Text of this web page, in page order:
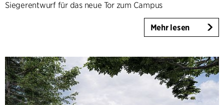
Siegerentwurf für das neue Tor zum Campus
Mehr lesen